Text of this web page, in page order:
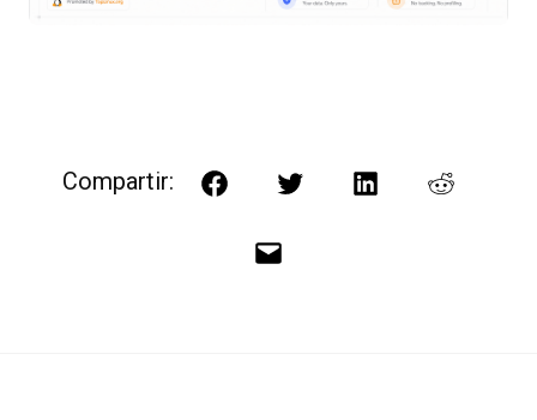
Compartir: FacebookTwitterLinkedInReddit
Correo